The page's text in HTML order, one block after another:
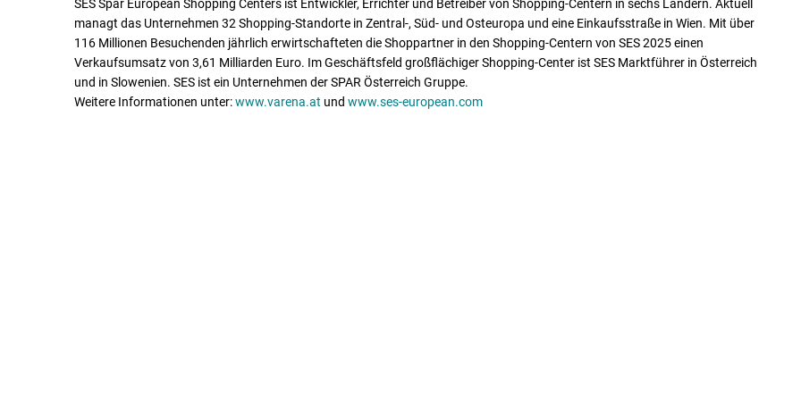
SES Spar European Shopping Centers ist Entwickler, Errichter und Betreiber von Shopping-Centern in sechs Ländern. Aktuell
managt das Unternehmen 32 Shopping-Standorte in Zentral-, Süd- und Osteuropa und eine Einkaufsstraße in Wien. Mit über
116 Millionen Besuchenden jährlich erwirtschafteten die Shoppartner in den Shopping-Centern von SES 2025 einen
Verkaufsumsatz von 3,61 Milliarden Euro. Im Geschäftsfeld großflächiger Shopping-Center ist SES Marktführer in Österreich
und in Slowenien. SES ist ein Unternehmen der SPAR Österreich Gruppe.
Weitere Informationen unter:www.varena.at und www.ses-european.com